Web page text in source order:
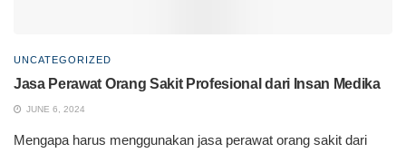
UNCATEGORIZED
Jasa Perawat Orang Sakit Profesional dari Insan Medika
JUNE 6, 2024
Mengapa harus menggunakan jasa perawat orang sakit dari